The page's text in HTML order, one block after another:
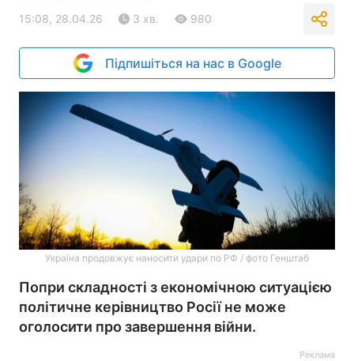
15:08, 28.04.26 3 хв. 980
Підпишіться на нас в Google
Україна продовжує наносити удари по РФ / фото Генштаб
Попри складності з економічною ситуацією
політичне керівництво Росії не може
оголосити про завершення війни.
Реклама